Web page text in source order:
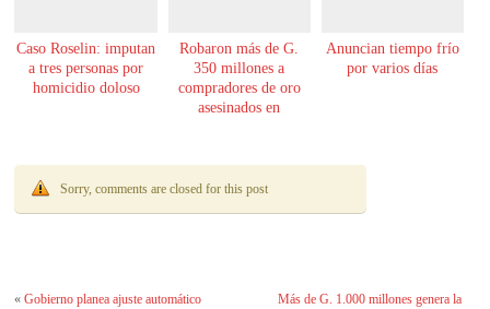
Caso Roselin: imputan
a tres personas por
homicidio doloso
Robaron más de G.
350 millones a
compradores de oro
asesinados en
Anuncian tiempo frío
por varios días
Sorry, comments are closed for this post
«Gobierno planea ajuste automático
Más de G. 1.000 millones genera la